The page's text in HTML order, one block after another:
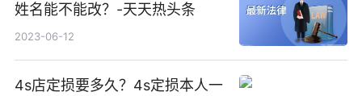
姓名能不能改？-天天热头条
2023-06-12
4s店定损要多久？4s定损本人一